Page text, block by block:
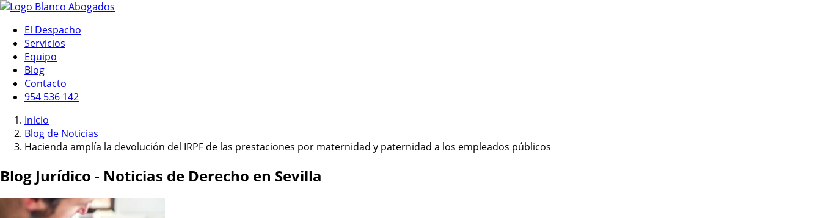
El Despacho
Servicios
Equipo
Blog
Contacto
954 536 142
Inicio
Blog de Noticias
Hacienda amplía la devolución del IRPF de las prestaciones por maternidad y paternidad a los empleados públicos
Blog Jurídico - Noticias de Derecho en Sevilla